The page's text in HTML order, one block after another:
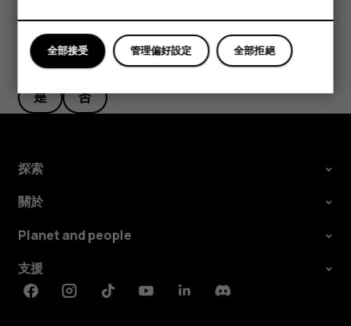
您認為這有幫助嗎？
是 否
探索
關於
Planet and people
支援
FacebookInstagramTiktokYoutubeLinkedinDiscord
全部拒絕
管理偏好設定
全部接受